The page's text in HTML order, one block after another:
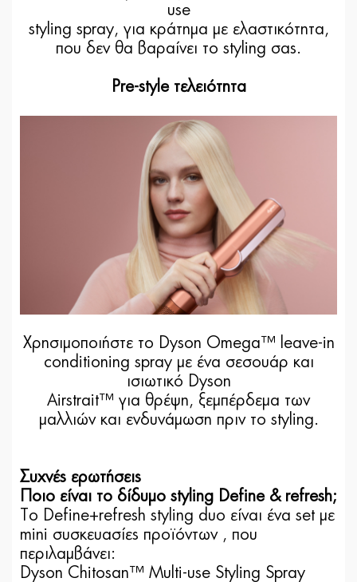
use
styling spray, για κράτημα με ελαστικότητα,
που δεν θα βαραίνει το styling σας.
Pre-style τελειότητα
Χρησιμοποιήστε το Dyson Omega™ leave-in
conditioning spray με ένα σεσουάρ και
ισιωτικό Dyson
Airstrait™ για θρέψη, ξεμπέρδεμα των
μαλλιών και ενδυνάμωση πριν το styling.
Συχνές ερωτήσεις
Ποιο είναι το δίδυμο styling Define & refresh;
To Define+refresh styling duo είναι ένα set με
mini συσκευασίες προϊόντων , που
περιλαμβάνει:
Dyson Chitosan™ Multi-use Styling Spray